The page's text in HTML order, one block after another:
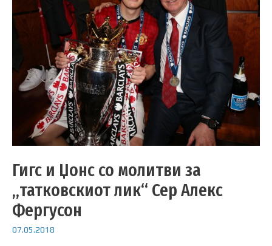
Гигс и Џонс со молитви за
„татковскиот лик“ Сер Алекс
Фергусон
07.05.2018